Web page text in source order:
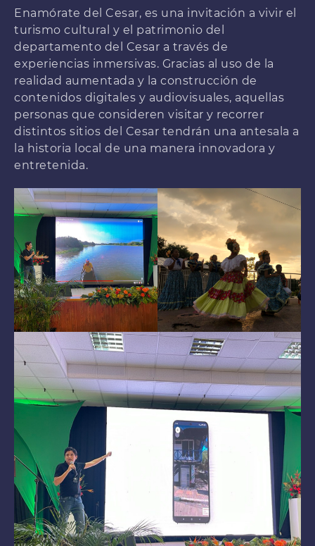
Enamórate del Cesar, es una invitación a vivir el
turismo cultural y el patrimonio del
departamento del Cesar a través de
experiencias inmersivas. Gracias al uso de la
realidad aumentada y la construcción de
contenidos digitales y audiovisuales, aquellas
personas que consideren visitar y recorrer
distintos sitios del Cesar tendrán una antesala a
la historia local de una manera innovadora y
entretenida.